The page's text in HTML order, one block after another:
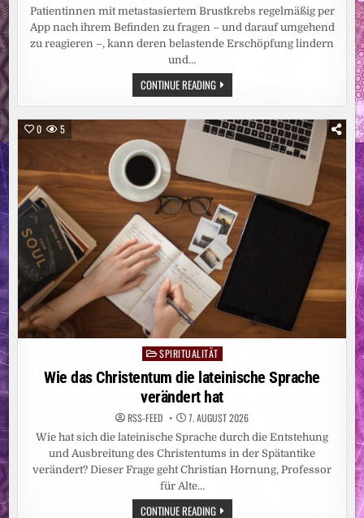
Patientinnen mit metastasiertem Brustkrebs regelmäßig per
App nach ihrem Befinden zu fragen – und darauf umgehend
zu reagieren –, kann deren belastende Erschöpfung lindern
und…
CONTINUE READINGENGE
DIGITALE
BEGLEITUNG
HILFT
FRAUEN
MIT
BRUSTKREBS
0 5
Posted
in
SPIRITUALITÄT
Wie das Christentum die lateinische Sprache
verändert hat
RSS-FEED 7. AUGUST 2026
Wie hat sich die lateinische Sprache durch die Entstehung
und Ausbreitung des Christentums in der Spätantike
verändert? Dieser Frage geht Christian Hornung, Professor
für Alte…
CONTINUE READINGWIE